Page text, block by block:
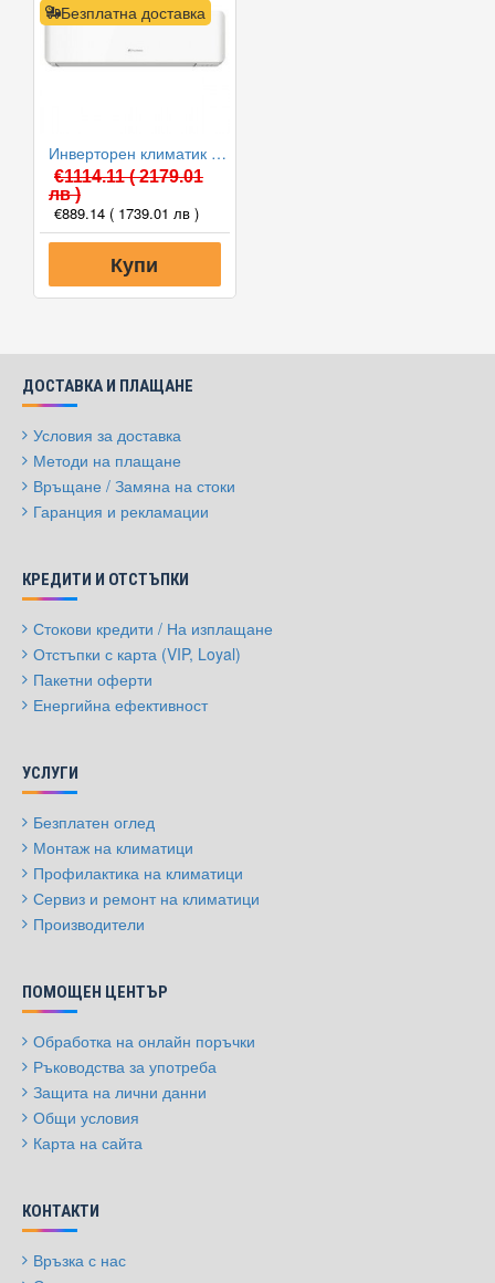
Безплатна доставка
Инверторен климатик Fuji Electric RSG12KMCE/ROG12KMCC, 12000 BTU, Клас A++
€1114.11( 2179.01
лв )
€889.14 ( 1739.01 лв )
Купи
ДОСТАВКА И ПЛАЩАНЕ
Условия за доставка
Методи на плащане
Връщане / Замяна на стоки
Гаранция и рекламации
КРЕДИТИ И ОТСТЪПКИ
Стокови кредити / На изплащане
Отстъпки с карта (VIP, Loyal)
Пакетни оферти
Енергийна ефективност
УСЛУГИ
Безплатен оглед
Монтаж на климатици
Профилактика на климатици
Сервиз и ремонт на климатици
Производители
ПОМОЩЕН ЦЕНТЪР
Обработка на онлайн поръчки
Ръководства за употреба
Защита на лични данни
Общи условия
Карта на сайта
КОНТАКТИ
Връзка с нас